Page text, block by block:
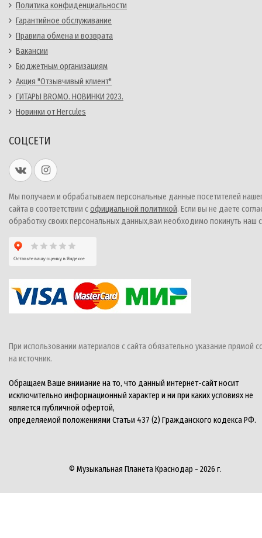
Политика конфиденциальности
Гарантийное обслуживание
Правила обмена и возврата
Вакансии
Бюджетным организациям
Акция "Отзывчивый клиент"
ГИТАРЫ BROMO. НОВИНКИ 2023.
Новинки от Hercules
СОЦСЕТИ
Мы получаем и обрабатываем персональные данные посетителей
сайта в соответствии софициальной политикой. Если вы не даете
обработку своих персональных данных,вам необходимо покинуть наш
При использовании материалов с сайта обязательно указание прямой
на источник.
Обращаем Ваше внимание на то, что данный интернет-сайт носит
исключительно информационный характер и ни при каких условиях не
является публичной офертой,
определяемой положениями Статьи 437 (2) Гражданского кодекса РФ.
© Музыкальная Планета Краснодар - 2026 г.